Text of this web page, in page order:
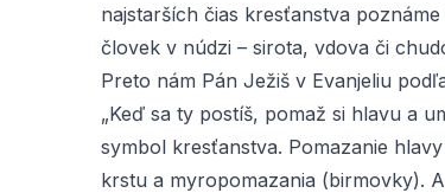
najstarších čias kresťanstva
človek v núdzi – sirota, vdova či
Preto nám Pán Ježiš v Evanjeliu
„Keď sa ty postíš, pomaž si hlavu a
symbol kresťanstva. Pomazanie
krstu a myropomazania (birmovky).